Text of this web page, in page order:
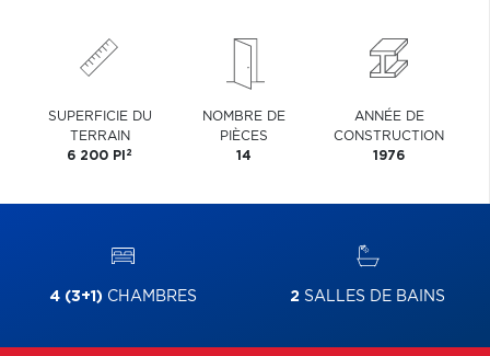
SUPERFICIE DU
TERRAIN
6 200 PI 2
NOMBRE DE
PIÈCES
14
ANNÉE DE
CONSTRUCTION
1976
4 (3+1) CHAMBRES 2 SALLES DE BAINS